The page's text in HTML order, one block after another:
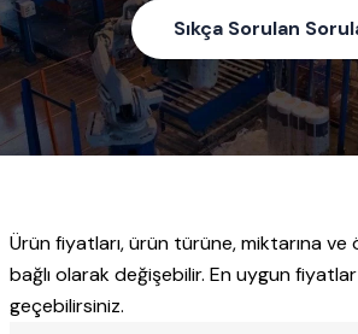
Sıkça Sorulan
Ürün fiyatları, ürün türüne, miktarına
bağlı olarak değişebilir. En uygun
geçebilirsiniz.